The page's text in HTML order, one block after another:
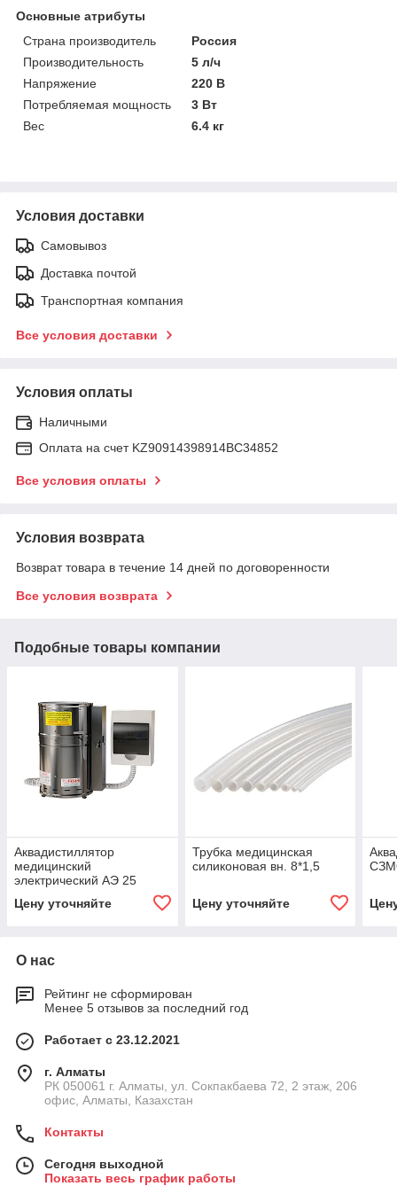
Основные атрибуты
Страна производитель
Россия
Производительность
5 л/ч
Напряжение
220 В
Потребляемая мощность
3 Вт
Вес
6.4 кг
Условия доставки
Самовывоз
Доставка почтой
Транспортная компания
Все условия доставки
Условия оплаты
Наличными
Оплата на счет KZ90914398914ВС34852
Все условия оплаты
Условия возврата
Возврат товара в течение 14 дней по договоренности
Все условия возврата
Подобные товары компании
Аквадистиллятор
медицинский
электрический АЭ 25
Цену уточняйте
Трубка медицинская
силиконовая вн. 8*1,5
Цену уточняйте
О нас
Рейтинг не сформирован
Менее 5 отзывов за последний год
Работает с 23.12.2021
г. Алматы
РК 050061 г. Алматы, ул. Сокпакбаева 72, 2 этаж, 206
офис, Алматы, Казахстан
Контакты
Сегодня выходной
Показать весь график работы